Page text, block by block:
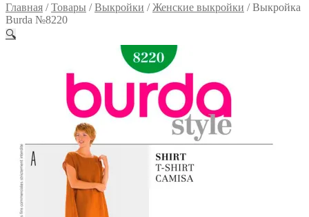
Главная /Товары /Выкройки /Женские выкройки /Выкройка
Burda №8220
🔍